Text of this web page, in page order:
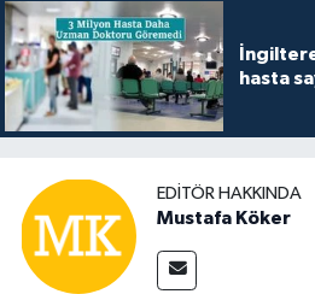
hasta
EDITÖR HAKKINDA
Mustafa Köker